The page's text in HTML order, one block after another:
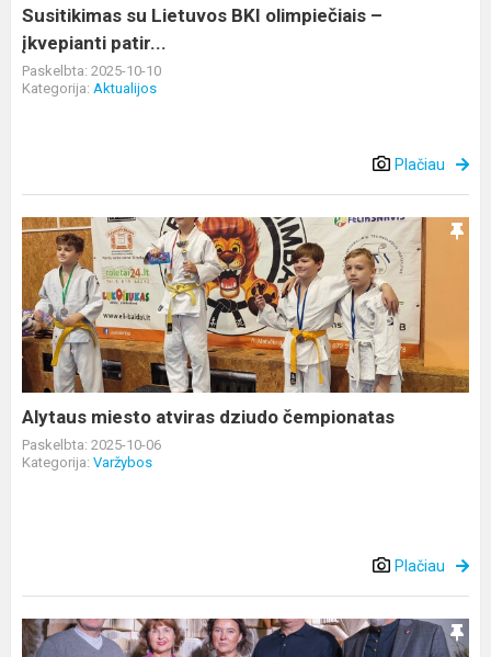
patir...
Susitikimas su Lietuvos BKI olimpiečiais –
įkvepianti patir...
Paskelbta: 2025-10-10
Kategorija: Aktualijos
Plačiau
Alytaus
miesto
atviras
dziudo
čempionatas
Alytaus miesto atviras dziudo čempionatas
Paskelbta: 2025-10-06
Kategorija: Varžybos
Plačiau
Didžiuojamės